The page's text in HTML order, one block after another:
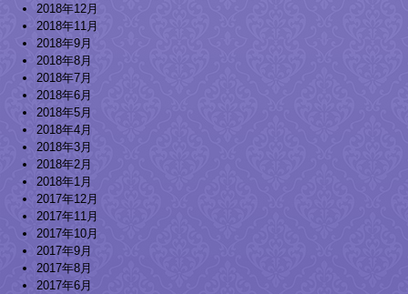
2018年12月
2018年11月
2018年9月
2018年8月
2018年7月
2018年6月
2018年5月
2018年4月
2018年3月
2018年2月
2018年1月
2017年12月
2017年11月
2017年10月
2017年9月
2017年8月
2017年6月